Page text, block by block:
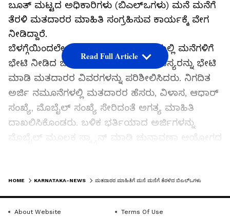
ಬೂತ್ ಮಟ್ಟದ ಅಧಿಕಾರಿಗಳು (ಬಿಎಲ್‌ಒಗಳು) ಮನೆ ಮನೆಗೆ
ತೆರಳಿ ಮತದಾರರ ಮಾಹಿತಿ ಸಂಗ್ರಹಿಸುವ ಕಾರ್ಯಕ್ಕೆ ವೇಗ
ನೀಡಿದ್ದಾರೆ.
ಬೆಳಗ್ಗೆಯಿಂದಲೇ ವಿವಿಧ ಬೂತ್‌ಗಳ ವ್ಯಾಪ್ತಿಯಲ್ಲಿ ಮನೆಗಳಿಗೆ
ಭೇಟಿ ನೀಡಿದ ಬಿಎಲ್‌ಒಗಳು ಕುಟುಂಬದ ಸದಸ್ಯರನ್ನು ಭೇಟಿ
ಮಾಡಿ ಮತದಾರರ ವಿವರಗಳನ್ನು ಪರಿಶೀಲಿಸಿದರು. ನಿಗದಿತ
ಅರ್ಜಿ ನಮೂನೆಗಳಲ್ಲಿ ಮತದಾರರ ಹೆಸರು, ವಿಳಾಸ, ಆಧಾರ್
ಸಂಖ್ಯೆ, ಮೊಬೈಲ್ ಸಂಖ್ಯೆ ಸೇರಿದಂತೆ ಅಗತ್ಯ ಮಾಹಿತಿ
ದಾಖಲಿಸಿಕೊಂಡರು. ಬಳಿಕ ಭರ್ತಿಯಾದ ಅರ್ಜಿಗಳನ್ನು
ಮೊಬೈಲ್ ಮೂಲಕ ಸ್ಕ್ಯಾನ್ ಮಾಡಿ ಚುನಾವಣಾ ಆಯೋಗದ
ಪ್ರತಿ ಮತದಾರರಿಂದ ಎರಡು ಅರ್ಜಿ ನಮೂನೆಗಳನ್ನು ಭರ್ತಿ
ಮಾಡಿಸಿಕೊಳ್ಳಲಾಗುತ್ತಿದ್ದು, ಒಂದು ಪ್ರತಿಯನ್ನು ಬಿಎಲ್‌ಒಗಳು
Read Full Article
HOME KARNATAKA-NEWS ಮತದಾರರ ಮಾಹಿತಿಗೆ ಮನೆ ಮನೆಗೆ ತೆರಳಿದ ಬಿಎಲ್‌ಒಗಳು
About Website
Terms Of Use